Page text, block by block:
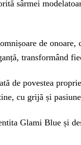
sârmei
de
transformând
de povestea
cu grijă și
Glami Blue și